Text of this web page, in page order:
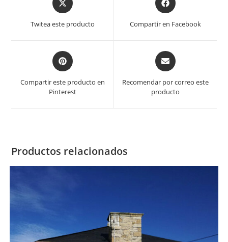
in
new
Twitea este producto
in
a
new
Compartir en Facebook
Opens
in
new
Compartir este producto en
Pinterest
Opens
in
new
Recomendar por correo este
producto
Productos relacionados